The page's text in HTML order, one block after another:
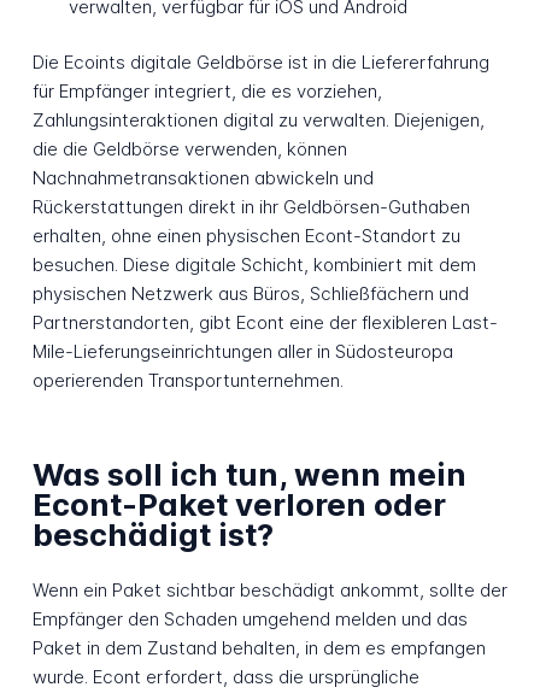
verwalten, verfügbar für iOS und Android
Die Ecoints digitale Geldbörse ist in die Liefererfahrung
für Empfänger integriert, die es vorziehen,
Zahlungsinteraktionen digital zu verwalten. Diejenigen,
die die Geldbörse verwenden, können
Nachnahmetransaktionen abwickeln und
Rückerstattungen direkt in ihr Geldbörsen-Guthaben
erhalten, ohne einen physischen Econt-Standort zu
besuchen. Diese digitale Schicht, kombiniert mit dem
physischen Netzwerk aus Büros, Schließfächern und
Partnerstandorten, gibt Econt eine der flexibleren Last-
Mile-Lieferungseinrichtungen aller in Südosteuropa
operierenden Transportunternehmen.
Was soll ich tun, wenn mein
Econt-Paket verloren oder
beschädigt ist?
Wenn ein Paket sichtbar beschädigt ankommt, sollte der
Empfänger den Schaden umgehend melden und das
Paket in dem Zustand behalten, in dem es empfangen
wurde. Econt erfordert, dass die ursprüngliche